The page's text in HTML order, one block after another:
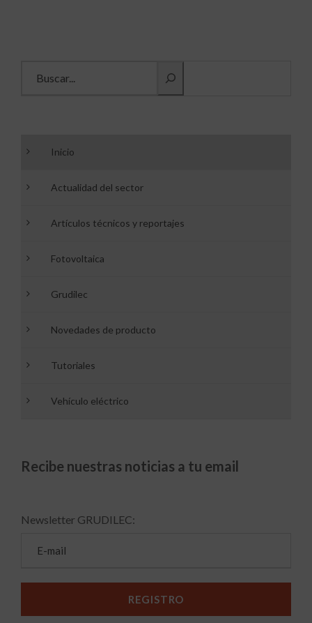
Inicio
Actualidad del sector
Artículos técnicos y reportajes
Fotovoltaica
Grudilec
Novedades de producto
Tutoriales
Vehículo eléctrico
Recibe nuestras noticias a tu email
Newsletter GRUDILEC: